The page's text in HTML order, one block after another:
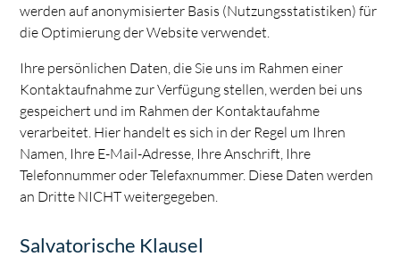
werden auf anonymisierter Basis (Nutzungsstatistiken) für
die Optimierung der Website verwendet.
Ihre persönlichen Daten, die Sie uns im Rahmen einer
Kontaktaufnahme zur Verfügung stellen, werden bei uns
gespeichert und im Rahmen der Kontaktaufahme
verarbeitet. Hier handelt es sich in der Regel um Ihren
Namen, Ihre E-Mail-Adresse, Ihre Anschrift, Ihre
Telefonnummer oder Telefaxnummer. Diese Daten werden
an Dritte NICHT weitergegeben.
Salvatorische Klausel